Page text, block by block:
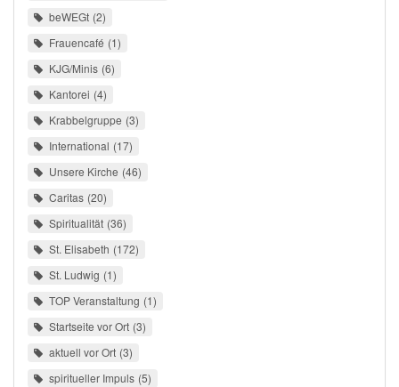
beWEGt 2
Frauencafé 1
KJG/Minis 6
Kantorei 4
Krabbelgruppe 3
International 17
Unsere Kirche 46
Caritas 20
Spiritualität 36
St. Elisabeth 172
St. Ludwig 1
TOP Veranstaltung 1
Startseite vor Ort 3
aktuell vor Ort 3
spiritueller Impuls 5